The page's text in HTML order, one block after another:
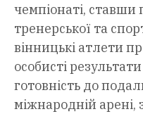
чемпіонаті,
тренерської та
вінницькі атлети
особисті
готовність до
міжнародній арені,